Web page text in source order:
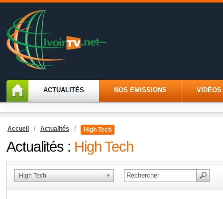
ACTUALITÉS NOS EMISSIONS VIDÉOS
Accueil / Actualités / High Tech
Actualités : High Tech
High Tech